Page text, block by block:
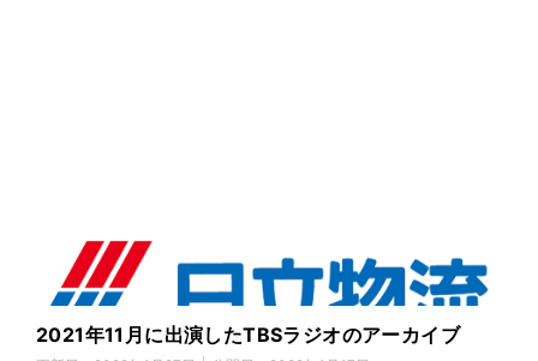
2021年11月に出演したTBSラジオのアーカイブ